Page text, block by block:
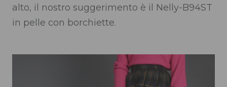
alto, il nostro suggerimento è il Nelly-B94ST
in pelle con borchiette.